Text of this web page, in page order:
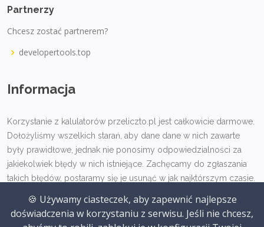
Partnerzy
Chcesz zostać partnerem?
developertools.top
Informacja
Korzystanie z kalulatorów przeliczto.pl jest całkowicie darmowe.
Dołożyliśmy wszelkich starań, aby dane dane w nich zawarte
były prawidłowe, jednak nie ponosimy odpowiedzialności za
jakiekolwiek błędy w nich istniejące. Zachęcamy do zgłaszania
takich błędów, postaramy się je usunąć w jak najktórszym czasie.
🍪 Używamy ciasteczek, aby zapewnić najlepsze
doświadczenia w korzystaniu z serwisu. Jeśli nie chcesz,